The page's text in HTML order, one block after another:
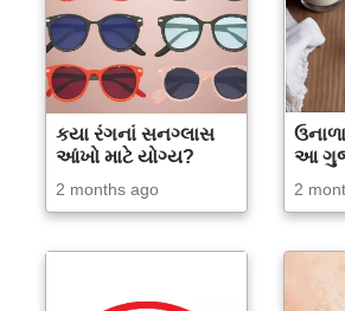
કયા રંગનાં સનગ્લાસ
આંખો માટે યોગ્ય?
2 months ago
આ
2